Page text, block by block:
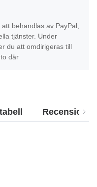
behandlas av PayPal,
tjänster. Under
du att omdirigeras till
där
Recensioner